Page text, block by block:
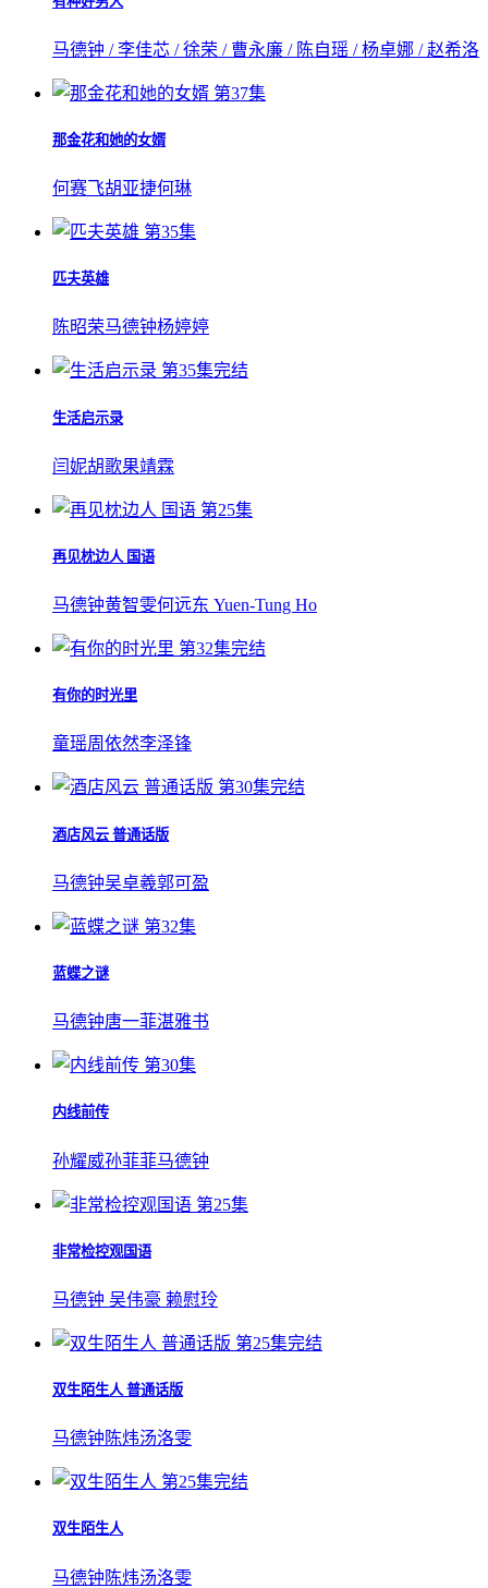
马德钟 / 李佳芯 / 徐荣 / 曹永廉 / 陈自瑶 / 杨卓娜 / 赵希洛
第37集
那金花和她的女婿
何赛飞胡亚捷何琳
第35集
匹夫英雄
陈昭荣马德钟杨婷婷
第35集完结
生活启示录
闫妮胡歌果靖霖
第25集
再见枕边人 国语
马德钟黄智雯何远东 Yuen-Tung Ho
第32集完结
有你的时光里
童瑶周依然李泽锋
第30集完结
酒店风云 普通话版
马德钟吴卓羲郭可盈
第32集
蓝蝶之谜
马德钟唐一菲湛雅书
第30集
内线前传
孙耀威孙菲菲马德钟
第25集
非常检控观国语
马德钟 吴伟豪 赖慰玲
第25集完结
双生陌生人 普通话版
马德钟 陈炜汤洛雯
第25集完结
双生陌生人
马德钟 陈炜汤洛雯